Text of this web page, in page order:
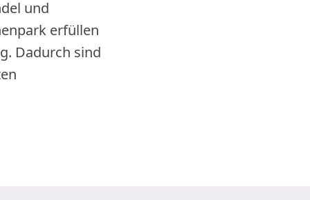
und
erfüllen
Dadurch sind